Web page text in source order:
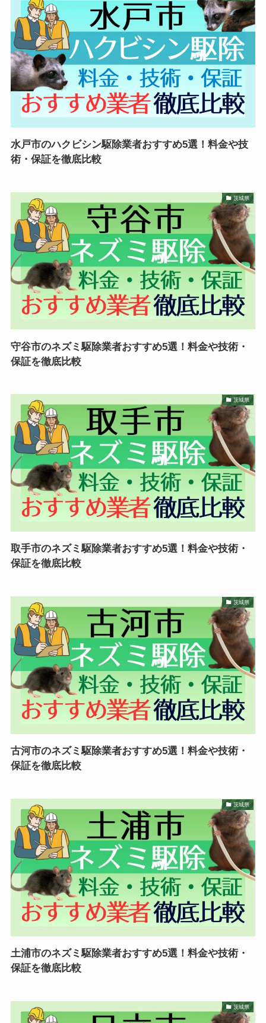
水戸市のハクビシン駆除業者おすすめ5選！料金や技
術・保証を徹底比較
茨城県
守谷市のネズミ駆除業者おすすめ5選！料金や技術・
保証を徹底比較
茨城県
取手市のネズミ駆除業者おすすめ5選！料金や技術・
保証を徹底比較
茨城県
古河市のネズミ駆除業者おすすめ5選！料金や技術・
保証を徹底比較
茨城県
土浦市のネズミ駆除業者おすすめ5選！料金や技術・
保証を徹底比較
茨城県